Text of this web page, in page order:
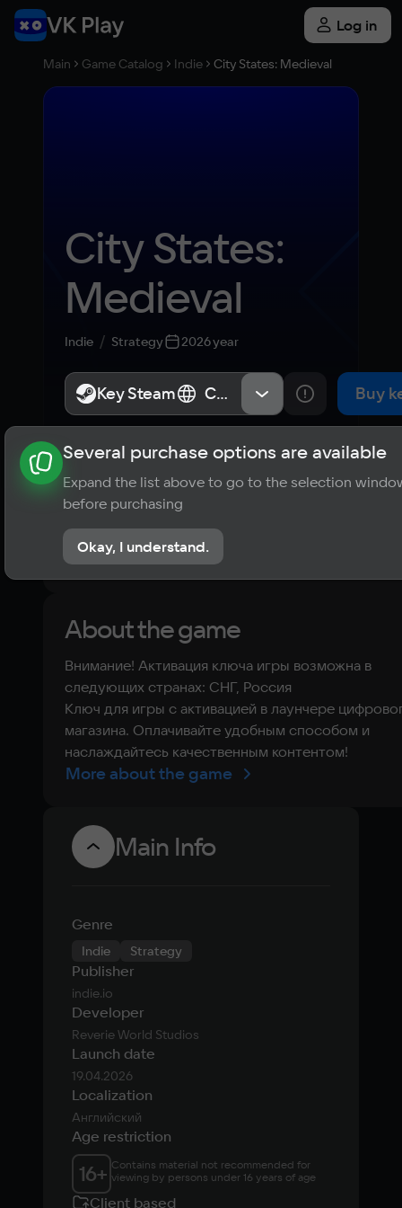
Log in
Main Game Catalog Indie City States: Medieval
City States:
Medieval
Indie Strategy 2026 year
Key Steam СНГ, Россия Buy
About the game News Requirements
? Player ratings
No reviews
About the game
Внимание! Активация ключа игры возможна в
следующих странах: СНГ, Россия
Ключ для игры с активацией в лаунчере
магазина. Оплачивайте удобным способом и
наслаждайтесь качественным контентом!
More about the game
Main Info
Genre
Indie Strategy
Publisher
indie.io
Developer
Reverie World Studios
Launch date
19.04.2026
Localization
Английский
Age restriction
16+ Contains material not recommended for
viewing by persons under 16 years of age
Client based
Key Steam СНГ, Россия
Several purchase options are available
Expand the list above to go to the selection
before purchasing
Okay, I understand.